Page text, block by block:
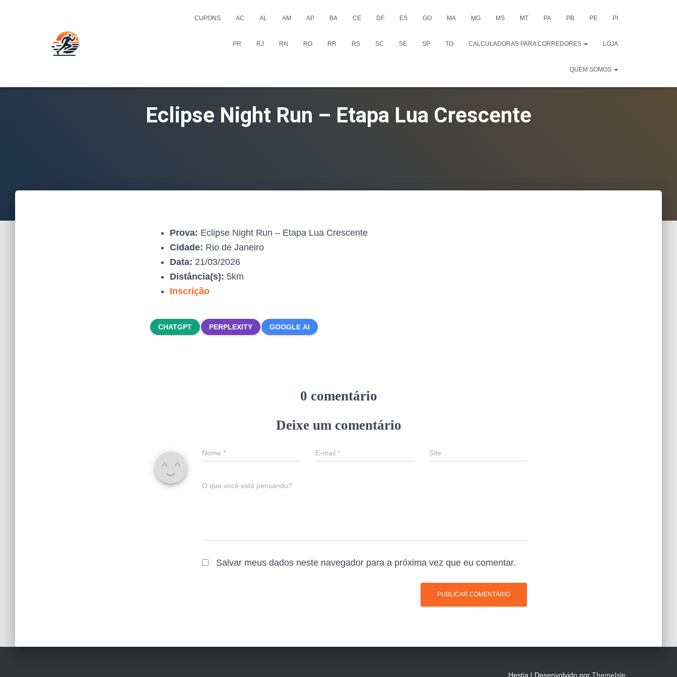
CUPONS AC AL AM AP BA CE DF ES GO MA MG MS MT PA PB PE PI
PR RJ RN RO RR RS SC SE SP TO CALCULADORAS PARA CORREDORES LOJA
QUEM SOMOS
Eclipse Night Run – Etapa Lua Crescente
Prova: Eclipse Night Run – Etapa Lua Crescente
Cidade: Rio de Janeiro
Data: 21/03/2026
Distância(s): 5km
Inscrição
CHATGPT PERPLEXITY GOOGLE AI
0 comentário
Deixe um comentário
Nome * E-mail* Site
O que você está pensando?
Salvar meus dados neste navegador para a próxima vez que eu comentar.
Hestia | Desenvolvido por ThemeIsle